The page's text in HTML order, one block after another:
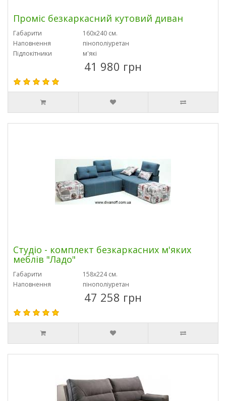
Проміс безкаркасний кутовий диван
Габарити
160х240 см.
Наповнення
пінополіуретан
Підлокітники
м'які
41 980 грн
Студіо - комплект безкаркасних м'яких
меблів "Ладо"
Габарити
158х224 см.
Наповнення
пінополіуретан
47 258 грн